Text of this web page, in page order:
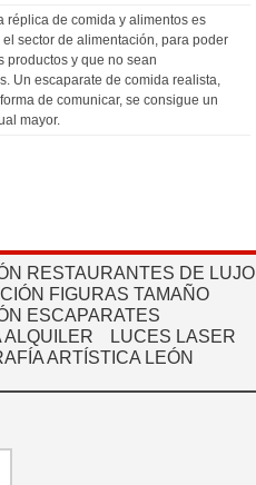
réplica de comida y alimentos es
sector de alimentación, para poder
productos y que no sean
Un escaparate de comida realista,
de comunicar, se consigue un
mayor.
RESTAURANTES DE LUJO
FIGURAS TAMAÑO
ESCAPARATES
LUCES LASER
ARTÍSTICA LEÓN